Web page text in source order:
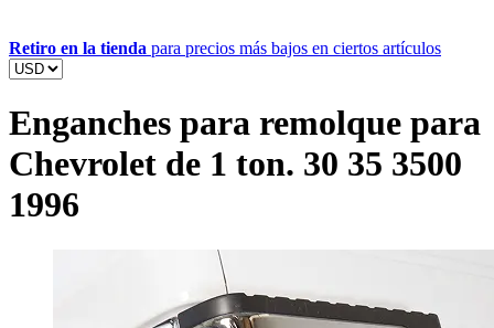
Retiro en la tienda para precios más bajos en ciertos artículos
Enganches para remolque para
Chevrolet de 1 ton. 30 35 3500
1996